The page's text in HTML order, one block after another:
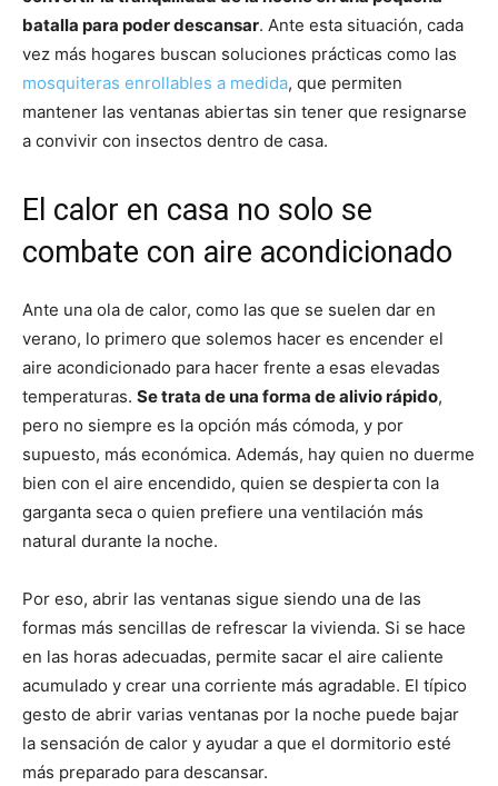
batalla para poder descansar. Ante esta situación, cada
vez más hogares buscan soluciones prácticas como las
mosquiteras enrollables a medida, que permiten
mantener las ventanas abiertas sin tener que resignarse
a convivir con insectos dentro de casa.
El calor en casa no solo se
combate con aire acondicionado
Ante una ola de calor, como las que se suelen dar en
verano, lo primero que solemos hacer es encender el
aire acondicionado para hacer frente a esas elevadas
temperaturas. Se trata de una forma de alivio rápido,
pero no siempre es la opción más cómoda, y por
supuesto, más económica. Además, hay quien no duerme
bien con el aire encendido, quien se despierta con la
garganta seca o quien prefiere una ventilación más
natural durante la noche.
Por eso, abrir las ventanas sigue siendo una de las
formas más sencillas de refrescar la vivienda. Si se hace
en las horas adecuadas, permite sacar el aire caliente
acumulado y crear una corriente más agradable. El típico
gesto de abrir varias ventanas por la noche puede bajar
la sensación de calor y ayudar a que el dormitorio esté
más preparado para descansar.